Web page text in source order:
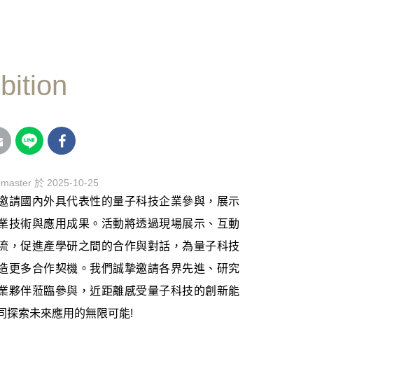
於 2025-10-25
請國內外具代表性的量子科技企業參與，展示
技術與應用成果。活動將透過現場展示、互動
，促進產學研之間的合作與對話，為量子科技
更多合作契機。我們誠摯邀請各界先進、研究
夥伴蒞臨參與，近距離感受量子科技的創新能
探索未來應用的無限可能!